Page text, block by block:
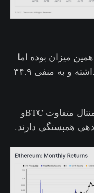
همین میزان بوده اما
میزان بازدهی آن کاهش بیشتری داشته و به منفی ۳۴.۹
بنابراین علی‌رغم ویژگی‌های فاندامنتال متفاوت BTCو